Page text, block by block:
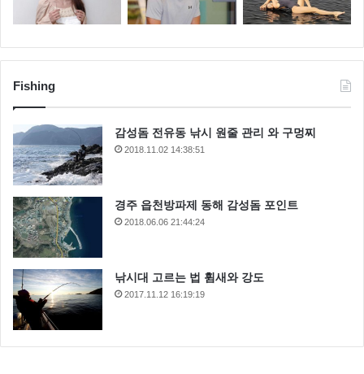
Fishing
감성돔 전유동 낚시 원줄 관리 와 구멍찌
2018.11.02 14:38:51
경주 읍천방파제 동해 감성돔 포인트
2018.06.06 21:44:24
낚시대 고르는 법 휨새와 강도
2017.11.12 16:19:19